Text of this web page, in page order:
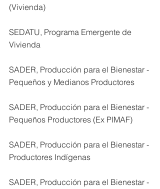
(Vivienda)
SEDATU, Programa Emergente de
Vivienda
SADER, Producción para el Bienestar -
Pequeños y Medianos Productores
SADER, Producción para el Bienestar -
Pequeños Productores (Ex PIMAF)
SADER, Producción para el Bienestar -
Productores Indígenas
SADER, Producción para el Bienestar -